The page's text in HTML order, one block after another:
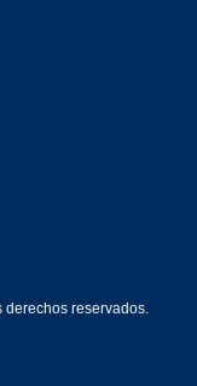
derechos reservados.